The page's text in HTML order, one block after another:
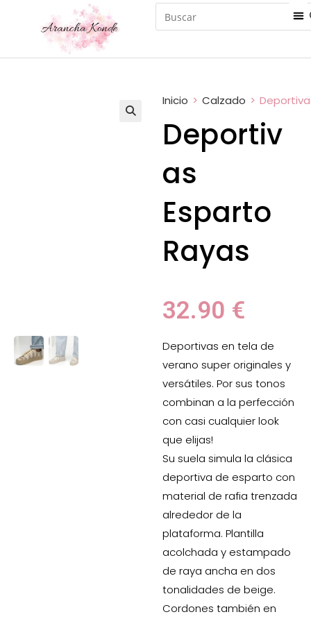
Inicio > Calzado >
Deportiv
as
Esparto
Rayas
32.90 €
Deportivas en tela de
verano super originales y
versátiles. Por sus tonos
combinan a la perfección
con casi cualquier look
que elijas!
Su suela simula la clásica
deportiva de esparto con
material de rafia trenzada
alrededor de la
plataforma. Plantilla
acolchada y estampado
de raya ancha en dos
tonalidades de beige.
Cordones también en